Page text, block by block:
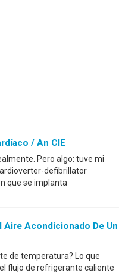
/ An CIE
Pero algo: tuve mi
defibrillator
que se implanta
Aire Acondicionado De Un
de temperatura? Lo que
flujo de refrigerante caliente